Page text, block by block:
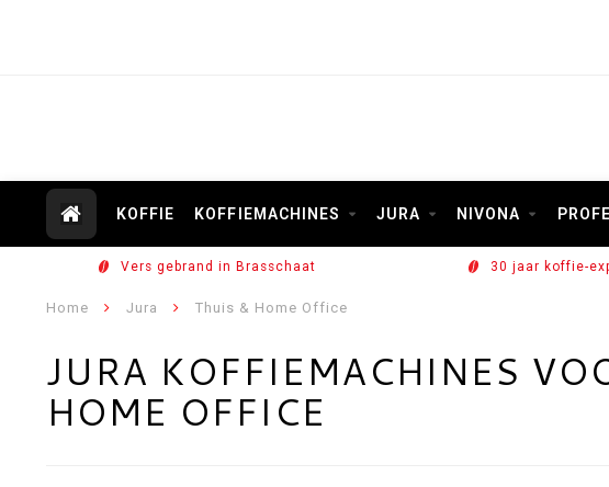
KOFFIE KOFFIEMACHINES JURA NIVONA
Vers gebrand in Brasschaat 30 jaar koffie-
Home Jura Thuis & Home Office
JURA KOFFIEMACHINES
HOME OFFICE